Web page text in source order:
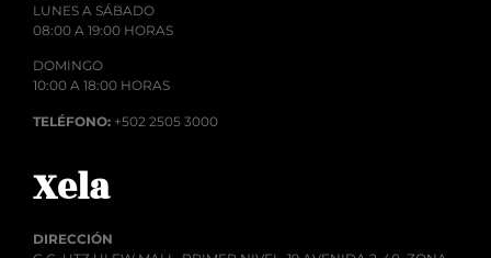
LUNES A SÁBADO
08:00 A 19:00 HORAS
DOMINGO
10:00 A 18:00 HORAS
TELÉFONO: +502 2505 3000
Xela
DIRECCIÓN